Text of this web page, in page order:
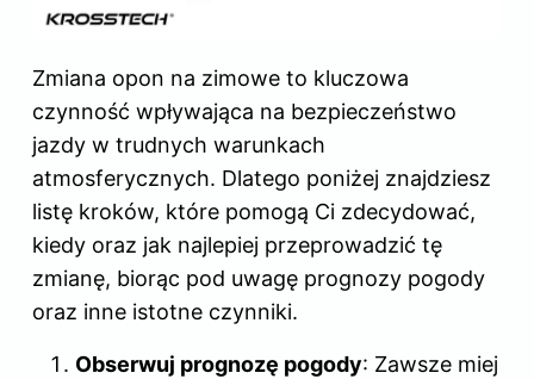
Zmiana opon na zimowe to kluczowa
czynność wpływająca na bezpieczeństwo
jazdy w trudnych warunkach
atmosferycznych. Dlatego poniżej znajdziesz
listę kroków, które pomogą Ci zdecydować,
kiedy oraz jak najlepiej przeprowadzić tę
zmianę, biorąc pod uwagę prognozy pogody
oraz inne istotne czynniki.
Obserwuj prognozę pogody: Zawsze miej